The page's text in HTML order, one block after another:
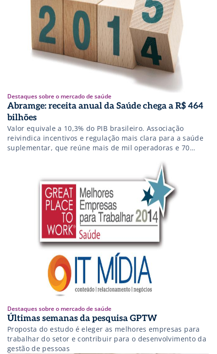
Destaques sobre o mercado de saúde
Abramge: receita anual da Saúde chega a R$ 464
bilhões
Valor equivale a 10,3% do PIB brasileiro. Associação
reivindica incentivos e regulação mais clara para a saúde
suplementar, que reúne mais de mil operadoras e 70
Destaques sobre o mercado de saúde
Últimas semanas da pesquisa GPTW
Proposta do estudo é eleger as melhores empresas para
trabalhar do setor e contribuir para o desenvolvimento da
gestão de pessoas